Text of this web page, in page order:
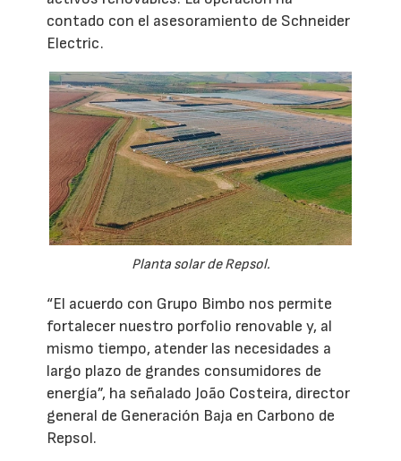
contado con el asesoramiento de Schneider
Electric.
Planta solar de Repsol.
“El acuerdo con Grupo Bimbo nos permite
fortalecer nuestro porfolio renovable y, al
mismo tiempo, atender las necesidades a
largo plazo de grandes consumidores de
energía”, ha señalado João Costeira, director
general de Generación Baja en Carbono de
Repsol.